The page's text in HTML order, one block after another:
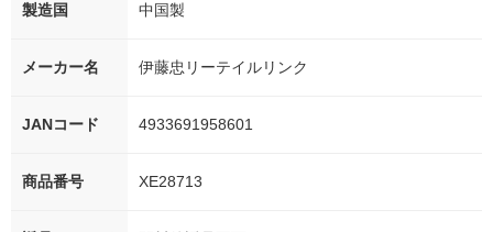
製造国 中国製
メーカー名 伊藤忠リーテイルリンク
JANコード 4933691958601
商品番号 XE28713